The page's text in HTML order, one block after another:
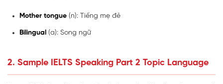
Mother tongue (n): Tiếng mẹ đẻ
Bilingual (a): Song ngữ
2. Sample IELTS Speaking Part 2 Topic Language